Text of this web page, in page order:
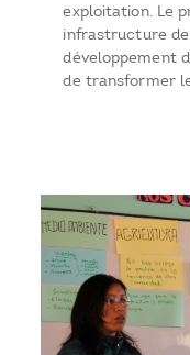
exploitation. Le
infrastructure
développement
de transformer